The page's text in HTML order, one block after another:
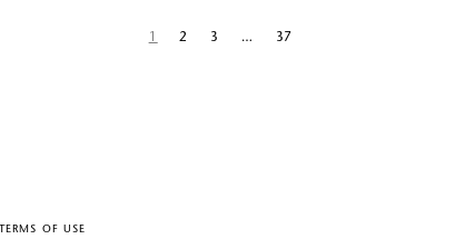
1 2 3 … 37
TERMS OF USE